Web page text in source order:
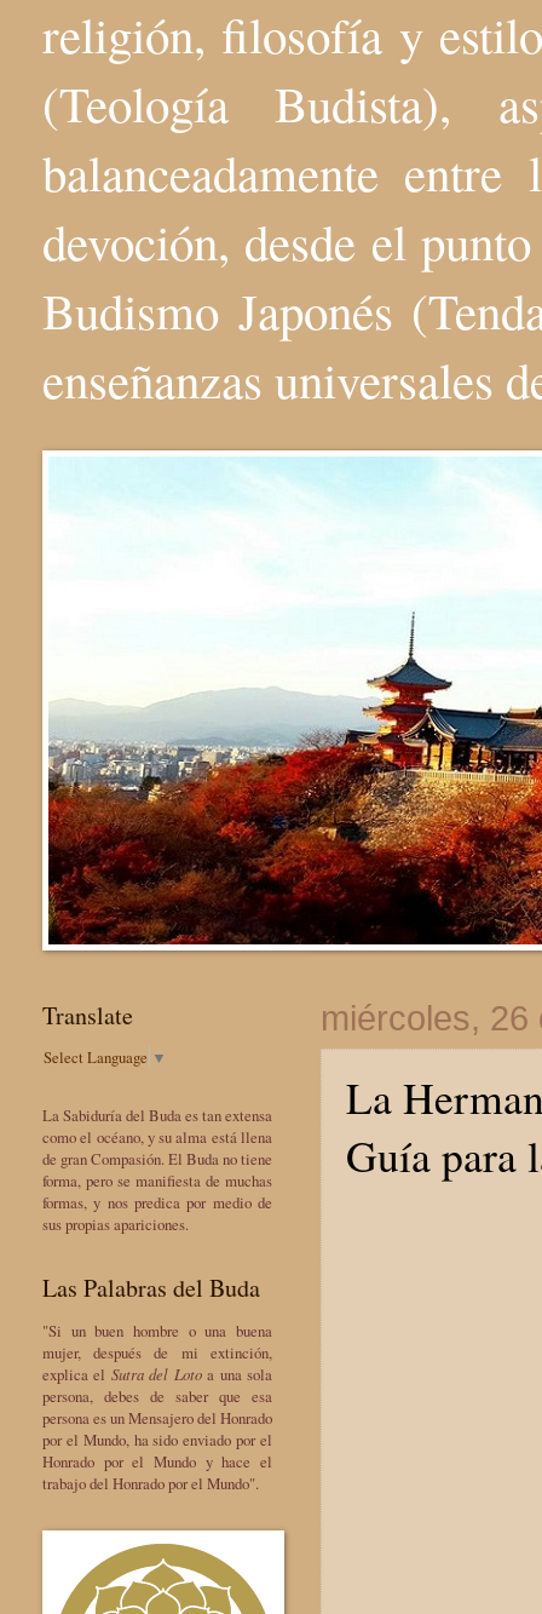
religión, filosofía y
(Teología Budista),
balanceadamente
devoción, desde el
Budismo Japonés
enseñanzas universales
miércoles, 26
La
Guía para
Translate
Select Language ▼
La Sabiduría del Buda es tan extensa
como el océano, y su alma está llena
de gran Compasión. El Buda no tiene
forma, pero se manifiesta de muchas
formas, y nos predica por medio de
sus propias apariciones.
Las Palabras del Buda
"Si un buen hombre o una buena
mujer, después de mi extinción,
explica el Sutra del Lotoa una sola
persona, debes de saber que esa
persona es un Mensajero del Honrado
por el Mundo, ha sido enviado por el
Honrado por el Mundo y hace el
trabajo del Honrado por el Mundo".